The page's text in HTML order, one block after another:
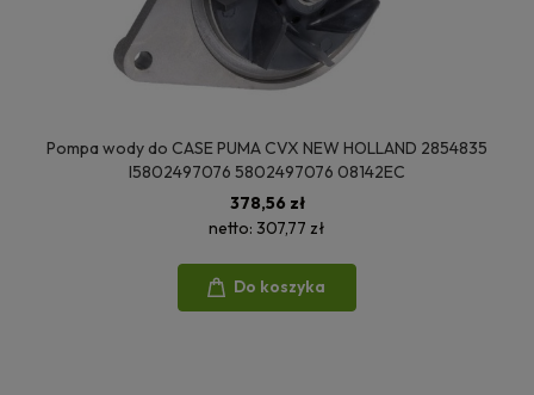
Pompa wody do CASE PUMA CVX NEW HOLLAND 2854835
I5802497076 5802497076 08142EC
378,56 zł
netto: 307,77 zł
Do koszyka